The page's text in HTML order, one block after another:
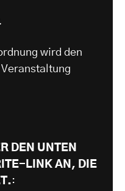
wird den
Veranstaltung
DEN UNTEN
LINK AN, DIE
: